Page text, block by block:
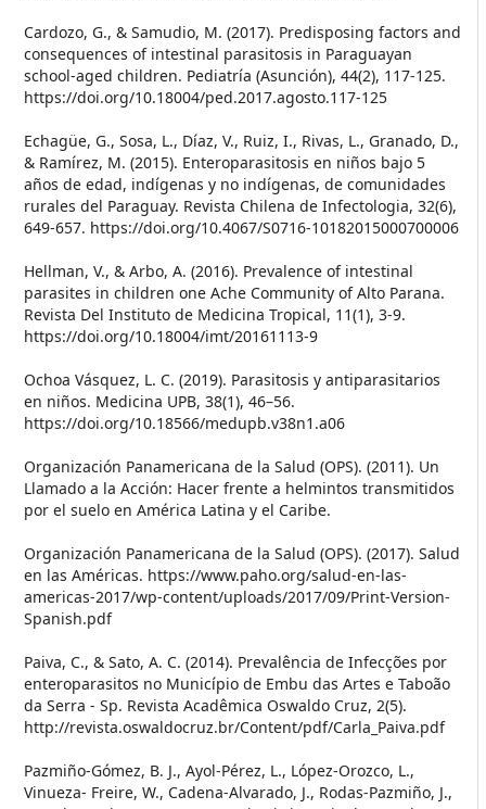
Cardozo, G., & Samudio, M. (2017). Predisposing factors and
consequences of intestinal parasitosis in Paraguayan
school-aged children. Pediatría (Asunción), 44(2), 117-125.
https://doi.org/10.18004/ped.2017.agosto.117-125
Echagüe, G., Sosa, L., Díaz, V., Ruiz, I., Rivas, L., Granado, D.,
& Ramírez, M. (2015). Enteroparasitosis en niños bajo 5
años de edad, indígenas y no indígenas, de comunidades
rurales del Paraguay. Revista Chilena de Infectologia, 32(6),
649-657. https://doi.org/10.4067/S0716-10182015000700006
Hellman, V., & Arbo, A. (2016). Prevalence of intestinal
parasites in children one Ache Community of Alto Parana.
Revista Del Instituto de Medicina Tropical, 11(1), 3-9.
https://doi.org/10.18004/imt/20161113-9
Ochoa Vásquez, L. C. (2019). Parasitosis y antiparasitarios
en niños. Medicina UPB, 38(1), 46–56.
https://doi.org/10.18566/medupb.v38n1.a06
Organización Panamericana de la Salud (OPS). (2011). Un
Llamado a la Acción: Hacer frente a helmintos transmitidos
por el suelo en América Latina y el Caribe.
Organización Panamericana de la Salud (OPS). (2017). Salud
en las Américas. https://www.paho.org/salud-en-las-
americas-2017/wp-content/uploads/2017/09/Print-Version-
Spanish.pdf
Paiva, C., & Sato, A. C. (2014). Prevalência de Infecções por
enteroparasitos no Município de Embu das Artes e Taboão
da Serra - Sp. Revista Acadêmica Oswaldo Cruz, 2(5).
http://revista.oswaldocruz.br/Content/pdf/Carla_Paiva.pdf
Pazmiño-Gómez, B. J., Ayol-Pérez, L., López-Orozco, L.,
Vinueza- Freire, W., Cadena-Alvarado, J., Rodas-Pazmiño, J.,